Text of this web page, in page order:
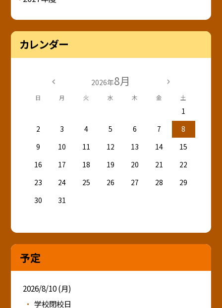
カレンダー
2026年8月
日 月 火 水 木 金 土
1
2
3 4 5 6 7
8
9
10 11 12 13 14
15
16
17 18 19 20 21
22
23
24 25 26 27 28
29
30
31
予定
2026/8/10 (月)
学校閉校日